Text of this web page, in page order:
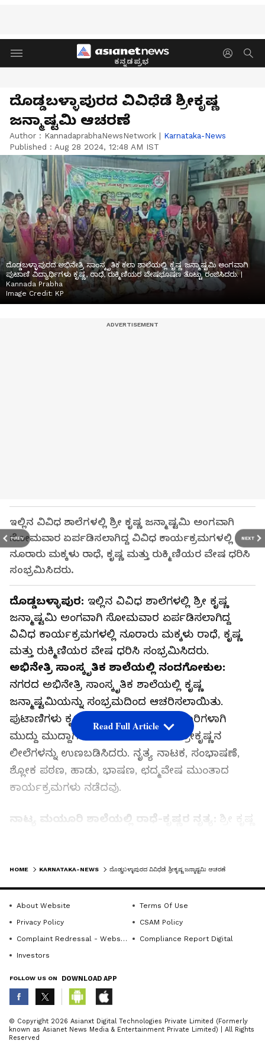
ಕನ್ನಡಪ್ರಭ
PREV NEXT
ದೊಡ್ಡಬಳ್ಳಾಪುರದ ವಿವಿಧೆಡೆ ಶ್ರೀಕೃಷ್ಣ
ಜನ್ಮಾಷ್ಟಮಿ ಆಚರಣೆ
Author : KannadaprabhaNewsNetwork | Karnataka-News
Published : Aug 28 2024, 12:48 AM IST
ದೊಡ್ಡಬಳ್ಳಾಪುರದ ಅಭಿನೇತ್ರಿ ಸಾಂಸ್ಕೃತಿಕ ಕಲಾ ಶಾಲೆಯಲ್ಲಿ ಕೃಷ್ಣ ಜನ್ಮಾಷ್ಟಮಿ ಅಂಗವಾಗಿ
ಪುಟಾಣಿ ವಿದ್ಯಾರ್ಥಿಗಳು ಕೃಷ್ಣ, ರಾಧೆ, ರುಕ್ಮಿಣಿಯರ ವೇಷಭೂಷಣ ತೊಟ್ಟು ರಂಜಿಸಿದರು. |
Kannada Prabha
Image Credit: KP
ಇಲ್ಲಿನ ವಿವಿಧ ಶಾಲೆಗಳಲ್ಲಿ ಶ್ರೀ ಕೃಷ್ಣ ಜನ್ಮಾಷ್ಟಮಿ ಅಂಗವಾಗಿ
ಸೋಮವಾರ ಏರ್ಪಡಿಸಲಾಗಿದ್ದ ವಿವಿಧ ಕಾರ್ಯಕ್ರಮಗಳಲ್ಲಿ
ನೂರಾರು ಮಕ್ಕಳು ರಾಧೆ, ಕೃಷ್ಣ ಮತ್ತು ರುಕ್ಮಿಣಿಯರ ವೇಷ ಧರಿಸಿ
ಸಂಭ್ರಮಿಸಿದರು.
ದೊಡ್ಡಬಳ್ಳಾಪುರ: ಇಲ್ಲಿನ ವಿವಿಧ ಶಾಲೆಗಳಲ್ಲಿ ಶ್ರೀ ಕೃಷ್ಣ
ಜನ್ಮಾಷ್ಟಮಿ ಅಂಗವಾಗಿ ಸೋಮವಾರ ಏರ್ಪಡಿಸಲಾಗಿದ್ದ
ವಿವಿಧ ಕಾರ್ಯಕ್ರಮಗಳಲ್ಲಿ ನೂರಾರು ಮಕ್ಕಳು ರಾಧೆ, ಕೃಷ್ಣ
ಮತ್ತು ರುಕ್ಮಿಣಿಯರ ವೇಷ ಧರಿಸಿ ಸಂಭ್ರಮಿಸಿದರು.
ಅಭಿನೇತ್ರಿ ಸಾಂಸ್ಕೃತಿಕ ಶಾಲೆಯಲ್ಲಿ ನಂದಗೋಕುಲ:
ನಗರದ ಅಭಿನೇತ್ರಿ ಸಾಂಸ್ಕೃತಿಕ ಶಾಲೆಯಲ್ಲಿ ಕೃಷ್ಣ
ಜನ್ಮಾಷ್ಟಮಿಯನ್ನು ಸಂಭ್ರಮದಿಂದ ಆಚರಿಸಲಾಯಿತು.
ಪುಟಾಣಿಗಳು ಕೃಷ್ಣ ಹಾಗೂ ರಾಧೆಯ ವೇಷಧಾರಿಗಳಾಗಿ
ಮುದ್ದು ಮುದ್ದಾಗಿ ಮಾತನಾಡುವ ಮೂಲಕ ಶ್ರೀಕೃಷ್ಣನ
ಲೀಲೆಗಳನ್ನು ಉಣಬಡಿಸಿದರು. ನೃತ್ಯ ನಾಟಕ, ಸಂಭಾಷಣೆ,
ಶ್ಲೋಕ ಪಠಣ, ಹಾಡು, ಭಾಷಣ, ಛದ್ಮವೇಷ ಮುಂತಾದ
ಕಾರ್ಯಕ್ರಮಗಳು ನಡೆದವು.
ನಾಟ್ಯ ಮಯೂರಿ ಶಾಲೆಯಲ್ಲಿ ರಾಧೆ-ಕೃಷ್ಣರ ನೃತ್ಯ: ಶ್ರೀ ಕೃಷ್ಣ
ಆಚರಿಸಲಾಯಿತು. ಈ ವೇಳೆ ಮಾತನಾಡಿದ ಪ್ರಮುಖರು, ಕೃಷ್ಣ
ಜನ್ಮಾಷ್ಟಮಿ ಭಾರತದಲ್ಲಿ ಆಚರಿಸಲ್ಪಡುವ ಪ್ರಮುಖವಾದ
ಹಬ್ಬ. ಕೃಷ್ಣ ಹುಟ್ಟಿದ ದಿನವನ್ನು ಕೃಷ್ಣ ಜನ್ಮಾಷ್ಟಮಿ ಎಂದು ಸಹ
ಕರೆಯುತ್ತಾರೆ. ಶಾಲಾ ವಿದ್ಯಾರ್ಥಿ, ವಿದ್ಯಾರ್ಥಿನಿಯರು ರಾಧೆ,
ತುಂಟ ಕೃಷ್ಣನ ರೀತಿಯ ಉಡುಗೆಗಳನ್ನು ತೊಟ್ಟು ಕೃಷ್ಣನ
ಗೀತೆಗಳಿಗೆ ನೃತ್ಯ ಮಾಡಿ ಎಲ್ಲರ ಮೆಚ್ಚುಗೆಗೆ ಪಾತ್ರರಾಗಿದ್ದಾರೆ
ವಿವಿಧ ಶಾಲೆಗಳಲ್ಲಿ ಸಂಭ್ರಮ:
ಇಲ್ಲಿನ ಶ್ರೀ ದೇವರಾಜ ಅರಸ್‌ ಅಂತಾರಾಷ್ಟ್ರೀಯ ವಸತಿ ಶಾಲೆ,
ಎಂಎಸ್‌ವಿ ಶಾಲೆ, ಅಕ್ಷರ ಪಬ್ಲಿಕ್ ಶಾಲೆ, ತಾಲೂಕಿನ
Read Full Article
ABOUT THE AUTHOR
K KannadaprabhaNewsNetwork
HOME KARNATAKA-NEWS ದೊಡ್ಡಬಳ್ಳಾಪುರದ ವಿವಿಧೆಡೆ ಶ್ರೀಕೃಷ್ಣ ಜನ್ಮಾಷ್ಟಮಿ ಆಚರಣೆ
About Website
Terms Of Use
Privacy Policy
CSAM Policy
Complaint Redressal - Website
Compliance Report Digital
Investors
FOLLOW US ON DOWNLOAD APP
© Copyright 2026 Asianxt Digital Technologies Private Limited (Formerly
known as Asianet News Media & Entertainment Private Limited) | All Rights
Reserved